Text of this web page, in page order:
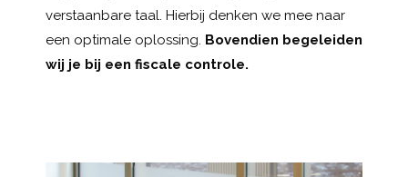
verstaanbare taal. Hierbij denken we mee naar
een optimale oplossing. Bovendien begeleiden
wij je bij een fiscale controle.